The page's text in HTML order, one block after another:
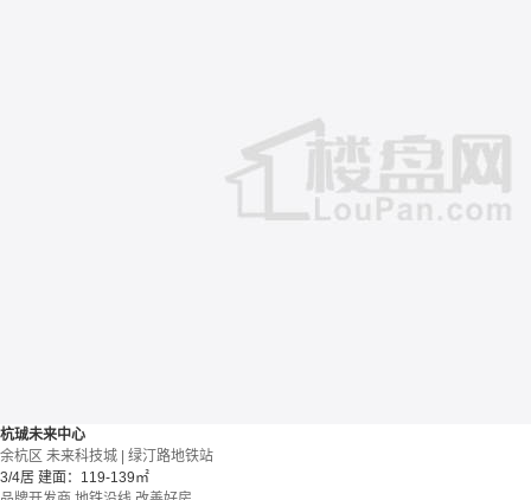
杭珹未来中心
余杭区 未来科技城 | 绿汀路地铁站
3/4居 建面：119-139㎡